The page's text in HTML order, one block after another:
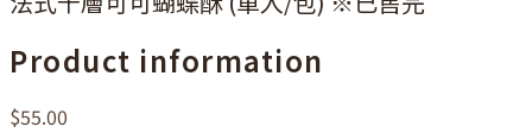
Product information
$55.00